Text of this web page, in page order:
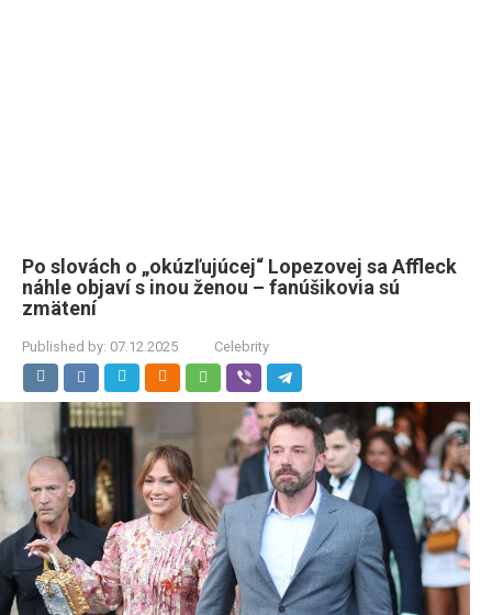
Po slovách o „okúzľujúcej“ Lopezovej sa Affleck
náhle objaví s inou ženou – fanúšikovia sú
zmätení
Published by: 07.12.2025 Celebrity